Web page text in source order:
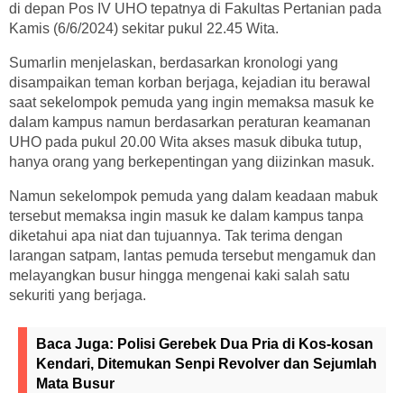
di depan Pos IV UHO tepatnya di Fakultas Pertanian pada
Kamis (6/6/2024) sekitar pukul 22.45 Wita.
Sumarlin menjelaskan, berdasarkan kronologi yang
disampaikan teman korban berjaga, kejadian itu berawal
saat sekelompok pemuda yang ingin memaksa masuk ke
dalam kampus namun berdasarkan peraturan keamanan
UHO pada pukul 20.00 Wita akses masuk dibuka tutup,
hanya orang yang berkepentingan yang diizinkan masuk.
Namun sekelompok pemuda yang dalam keadaan mabuk
tersebut memaksa ingin masuk ke dalam kampus tanpa
diketahui apa niat dan tujuannya. Tak terima dengan
larangan satpam, lantas pemuda tersebut mengamuk dan
melayangkan busur hingga mengenai kaki salah satu
sekuriti yang berjaga.
Baca Juga: Polisi Gerebek Dua Pria di Kos-kosan
Kendari, Ditemukan Senpi Revolver dan Sejumlah
Mata Busur